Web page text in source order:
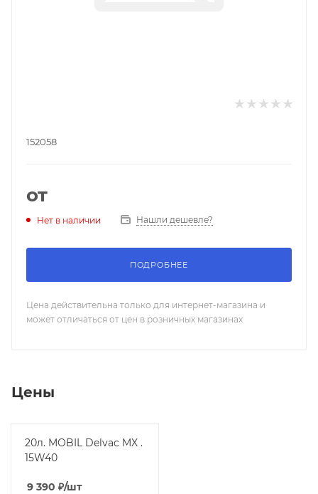
152058
от
Нет в наличии Нашли дешевле?
ПОДРОБНЕЕ
Цена действительна только для интернет-магазина и
может отличаться от цен в розничных магазинах
Цены
20л. MOBIL Delvac MX .
15W40
9 390 ₽/шт